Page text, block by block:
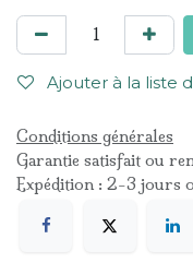
Ajouter à la liste
Conditions générales
Garantie satisfait ou
Expédition : 2-3 jours